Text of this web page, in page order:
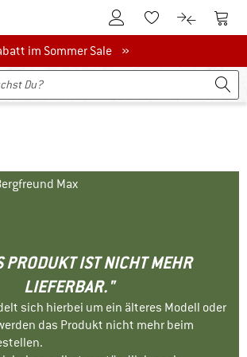
Zum KundenkontoZum Merkzettel.
Zum Zum
im Sommer Sale
im Sommer Sale »
Max
PRODUKT IST NICHT MEHR
LIEFERBAR."
sich hierbei um ein älteres Modell oder
das Produkt nicht mehr beim